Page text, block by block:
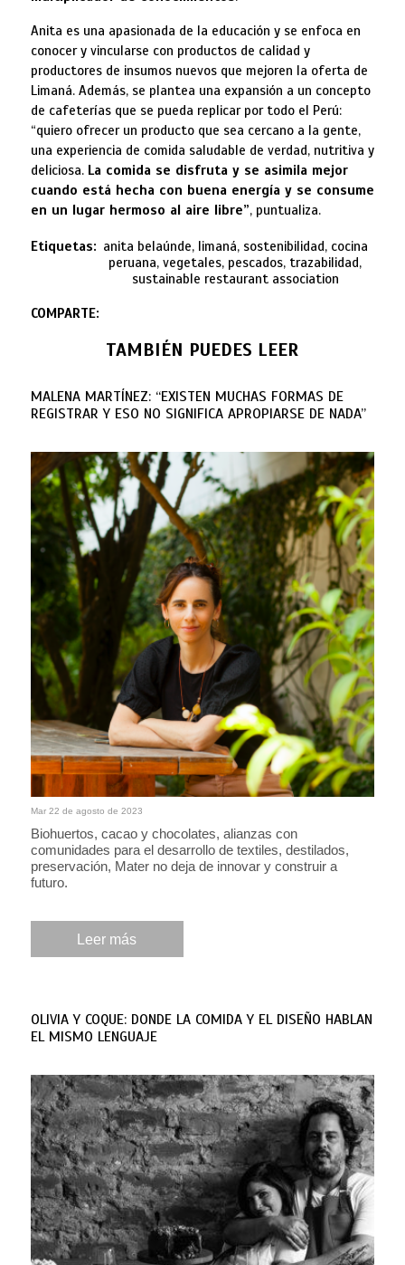
Anita es una apasionada de la educación y se enfoca en
conocer y vincularse con productos de calidad y
productores de insumos nuevos que mejoren la oferta de
Limaná. Además, se plantea una expansión a un concepto
de cafeterías que se pueda replicar por todo el Perú:
“quiero ofrecer un producto que sea cercano a la gente,
una experiencia de comida saludable de verdad, nutritiva y
deliciosa. La comida se disfruta y se asimila mejor
cuando está hecha con buena energía y se consume
en un lugar hermoso al aire libre”, puntualiza.
Etiquetas: anita belaúnde, limaná, sostenibilidad, cocina
peruana, vegetales, pescados, trazabilidad,
sustainable restaurant association
COMPARTE:
TAMBIÉN PUEDES LEER
MALENA MARTÍNEZ: “EXISTEN MUCHAS FORMAS DE
REGISTRAR Y ESO NO SIGNIFICA APROPIARSE DE NADA”
Mar 22 de agosto de 2023
Biohuertos, cacao y chocolates, alianzas con
comunidades para el desarrollo de textiles, destilados,
preservación, Mater no deja de innovar y construir a
futuro.
Leer más
OLIVIA Y COQUE: DONDE LA COMIDA Y EL DISEÑO HABLAN
EL MISMO LENGUAJE